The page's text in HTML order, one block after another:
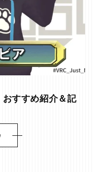
すすめ紹介＆記